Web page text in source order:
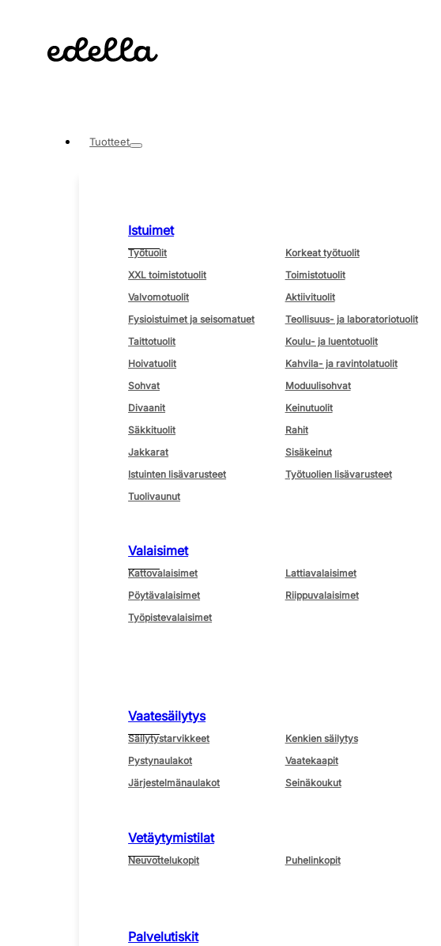
Tuotteet
Istuimet
Työtuolit Korkeat työtuolit
XXL toimistotuolit
Toimistotuolit
Valvomotuolit
Aktiivituolit
Fysioistuimet ja seisomatuet
Teollisuus- ja laboratoriotuolit
Taittotuolit
Koulu- ja luentotuolit
Hoivatuolit
Kahvila- ja ravintolatuolit
Sohvat
Moduulisohvat
Divaanit
Keinutuolit
Säkkituolit
Rahit
Jakkarat
Sisäkeinut
Istuinten lisävarusteet
Työtuolien lisävarusteet
Tuolivaunut
Valaisimet
Kattovalaisimet Lattiavalaisimet
Pöytävalaisimet
Riippuvalaisimet
Työpistevalaisimet
Vaatesäilytys
Säilytystarvikkeet Kenkien säilytys
Pystynaulakot
Vaatekaapit
Järjestelmänaulakot
Seinäkoukut
Vetäytymistilat
Neuvottelukopit Puhelinkopit
Palvelutiskit